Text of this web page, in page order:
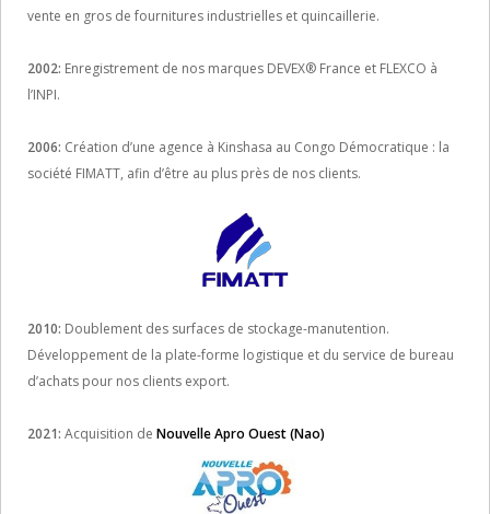
vente en gros de fournitures industrielles et quincaillerie.
2002: Enregistrement de nos marques DEVEX® France et FLEXCO à
l’INPI.
2006: Création d’une agence à Kinshasa au Congo Démocratique : la
société FIMATT, afin d’être au plus près de nos clients.
2010: Doublement des surfaces de stockage-manutention.
Développement de la plate-forme logistique et du service de bureau
d’achats pour nos clients export.
2021: Acquisition de Nouvelle Apro Ouest (Nao)